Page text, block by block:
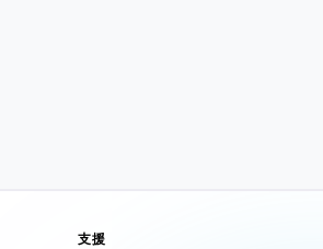
支援